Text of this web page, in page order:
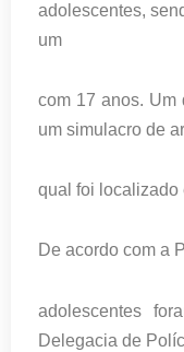
adolescentes,
um
com 17 anos. Um
um simulacro de
qual foi localizado
De acordo com a
adolescentes
Delegacia de